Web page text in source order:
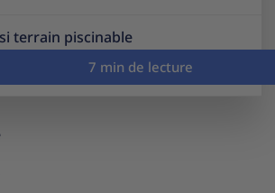
terrain piscinable